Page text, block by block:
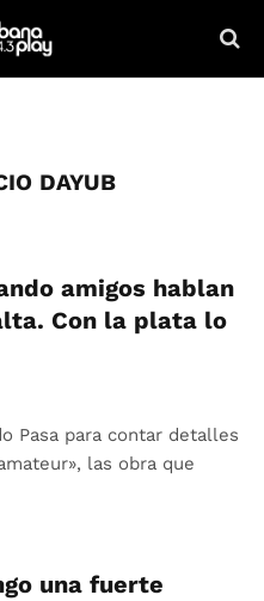
DAYUB
amigos hablan
Con la plata lo
Pasa para contar detalles
las obra que
una fuerte